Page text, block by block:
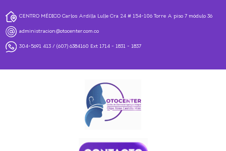
CENTRO MÉDICO Carlos Ardilla Lulle Cra 24 # 154-106 Torre A piso 7 módulo 36
administracion@otocenter.com.co
304-5691 413/ (607) 6384160 Ext 1714 - 1831 - 1837